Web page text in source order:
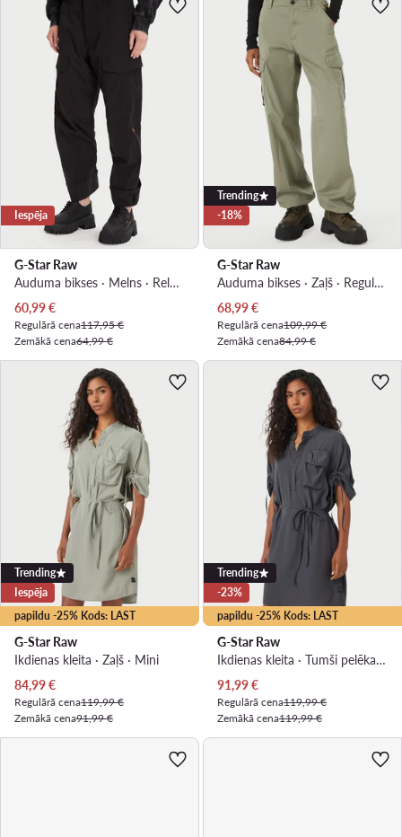
Iespēja
G-Star Raw
Auduma bikses · Melns · Relaxed Fit
Pašreizējā cena
60,99€
Regulārā cena117,95 €
Zemākā cena64,99 €
Trending
-18%
G-Star Raw
Auduma bikses · Zaļš · Regular Fit
Pašreizējā cena
68,99€
Regulārā cena109,99 €
Zemākā cena84,99 €
papildu -25% Kods: LAST
Trending
Iespēja
G-Star Raw
Ikdienas kleita · Zaļš · Mini
Pašreizējā cena
84,99€
Regulārā cena119,99 €
Zemākā cena91,99 €
papildu -25% Kods: LAST
Trending
-23%
G-Star Raw
Ikdienas kleita · Tumši pelēka · Mini
Pašreizējā cena
91,99€
Regulārā cena119,99 €
Zemākā cena119,99 €